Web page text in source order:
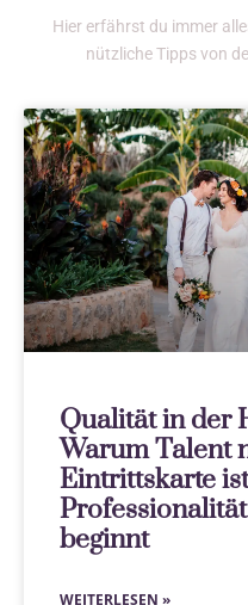
Hier erfährst du immer
nützliche Tipps von
Qualität in der
Warum Talent
Eintrittskarte
beginnt
WEITERLESEN »